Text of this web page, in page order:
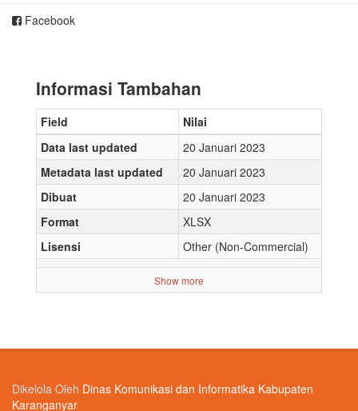
Facebook
Informasi Tambahan
Field
Nilai
Data last updated
20 Januari 2023
Metadata last updated
20 Januari 2023
Dibuat
20 Januari 2023
Format
XLSX
Lisensi
Other (Non-Commercial)
Show more
Dikelola Oleh Dinas Komunikasi dan Informatika Kabupaten
Karanganyar